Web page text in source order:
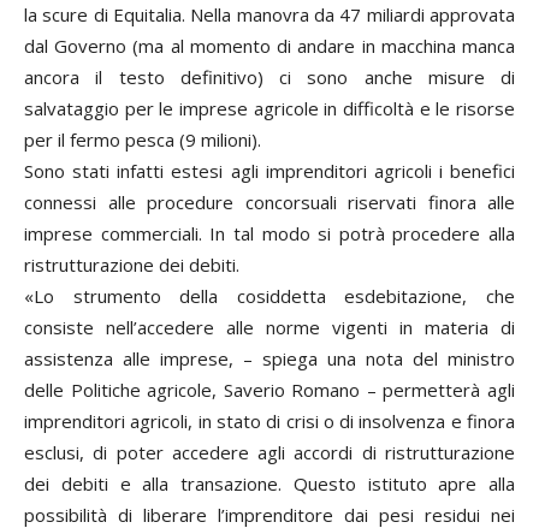
la scure di Equitalia. Nella manovra da 47 miliardi approvata
dal Governo (ma al momento di andare in macchina manca
ancora il testo definitivo) ci sono anche misure di
salvataggio per le imprese agricole in difficoltà e le risorse
per il fermo pesca (9 milioni).
Sono stati infatti estesi agli imprenditori agricoli i benefici
connessi alle procedure concorsuali riservati finora alle
imprese commerciali. In tal modo si potrà procedere alla
ristrutturazione dei debiti.
«Lo strumento della cosiddetta esdebitazione, che
consiste nell’accedere alle norme vigenti in materia di
assistenza alle imprese, – spiega una nota del ministro
delle Politiche agricole, Saverio Romano – permetterà agli
imprenditori agricoli, in stato di crisi o di insolvenza e finora
esclusi, di poter accedere agli accordi di ristrutturazione
dei debiti e alla transazione. Questo istituto apre alla
possibilità di liberare l’imprenditore dai pesi residui nei